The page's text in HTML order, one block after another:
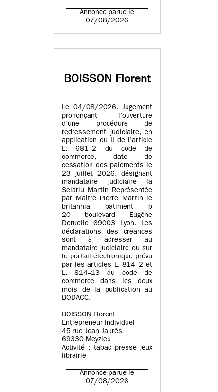
Annonce parue le
07/08/2026
BOISSON Florent
Le 04/08/2026. Jugement
prononçant l’ouverture
d’une procédure de
redressement judiciaire, en
application du II de l’article
L. 681–2 du code de
commerce, date de
cessation des paiements le
23 juillet 2026, désignant
mandataire judiciaire la
Selarlu Martin Représentée
par Maître Pierre Martin le
britannia batiment b
20 boulevard Eugène
Deruelle 69003 Lyon. Les
déclarations des créances
sont à adresser au
mandataire judiciaire ou sur
le portail électronique prévu
par les articles L. 814–2 et
L. 814–13 du code de
commerce dans les deux
mois de la publication au
BODACC.
BOISSON Florent
Entrepreneur Individuel
45 rue Jean Jaurès
69330 Meyzieu
Activité : tabac presse jeux
librairie
Annonce parue le
07/08/2026